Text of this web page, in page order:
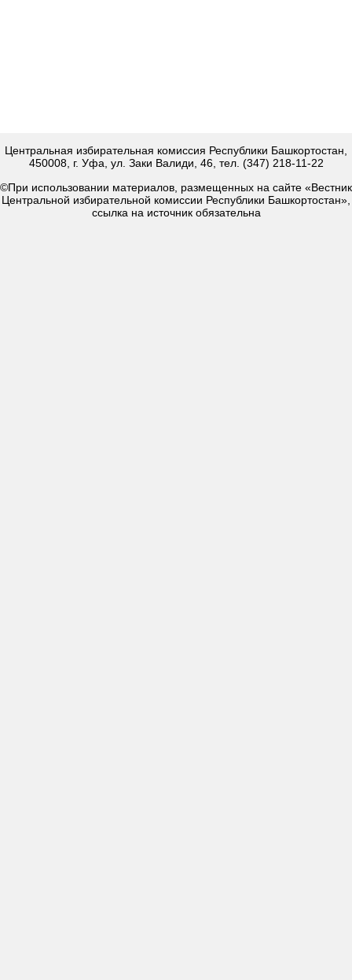
Центральная избирательная комиссия Республики Башкортостан,
450008, г. Уфа, ул. Заки Валиди, 46, тел. (347) 218-11-22
©При использовании материалов, размещенных на сайте «Вестник
Центральной избирательной комиссии Республики Башкортостан»,
ссылка на источник обязательна